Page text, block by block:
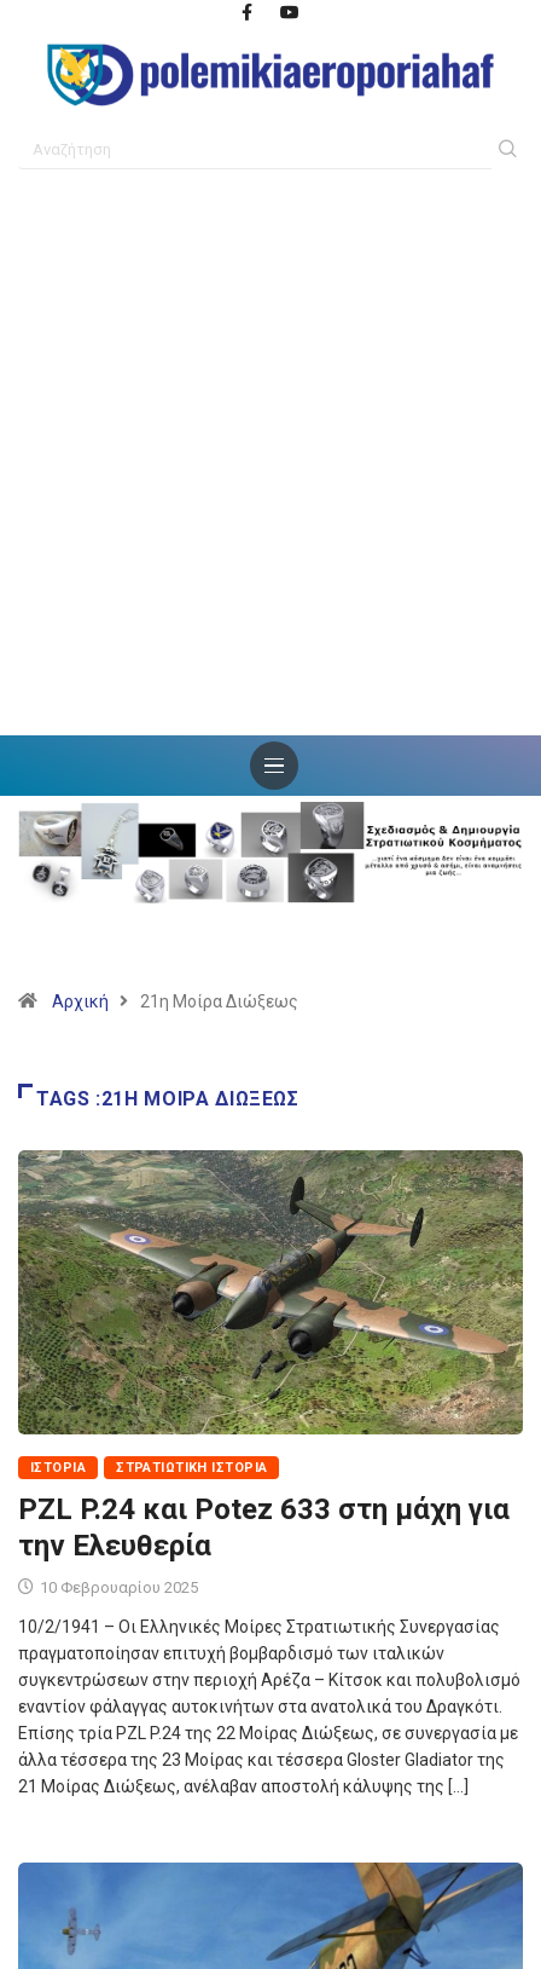
Αρχική 21η Μοίρα Διώξεως
TAGS :21Η ΜΟΊΡΑ ΔΙΏΞΕΩΣ
ΙΣΤΟΡΊΑ ΣΤΡΑΤΙΩΤΙΚΉ ΙΣΤΟΡΊΑ
PZL P.24 και Potez 633 στη μάχη για
την Ελευθερία
10 Φεβρουαρίου 2025
10/2/1941 – Οι Ελληνικές Μοίρες Στρατιωτικής Συνεργασίας
πραγματοποίησαν επιτυχή βομβαρδισμό των ιταλικών
συγκεντρώσεων στην περιοχή Αρέζα – Κίτσοκ και πολυβολισμό
εναντίον φάλαγγας αυτοκινήτων στα ανατολικά του Δραγκότι.
Επίσης τρία PZL P.24 της 22 Μοίρας Διώξεως, σε συνεργασία με
άλλα τέσσερα της 23 Μοίρας και τέσσερα Gloster Gladiator της
21 Μοίρας Διώξεως, ανέλαβαν αποστολή κάλυψης της […]